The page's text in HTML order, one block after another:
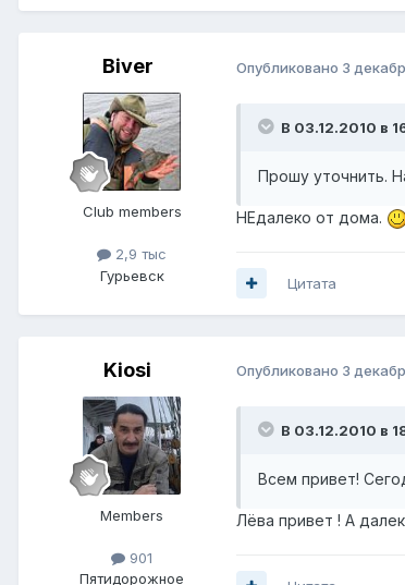
Biver
Club members
2,9 тыс
Гурьевск
Опубликовано 3
В 03.12.2010 в
Прошу уточнить.
НЕдалеко от дома.
Цитата
Kiosi
Members
901
Пятидорожное
Опубликовано 3
В 03.12.2010 в
Всем привет!
Лёва привет ! А